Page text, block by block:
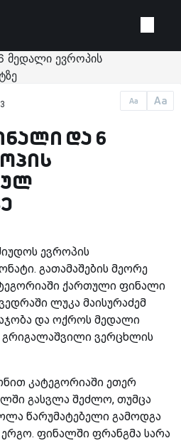
Aa Aa
და 6
ევროპის
გათამაშების მეორე
ქართული ფინალი
ლუკა მაისურაძემ
და ოქროს მედალი
გრიგალაშვილი ვერცხლის
კატეგორიაში ეთერ
გასვლა შეძლო, თუმცა
წარუმატებელი გამოდგა
ფინალში ფრანგმა სარა